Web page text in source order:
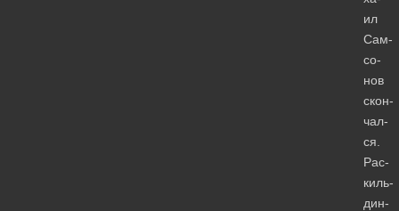
ил
Сам­
со­
нов
скон­
чал­
ся.
Рас­
киль­
дин­